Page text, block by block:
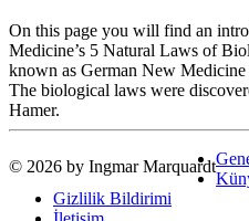
On this page you will find an
Medicine’s 5 Natural Laws of
known as German New
The biological laws were
Hamer.
© 2026 by Ingmar Marquardt
Gizlilik Bildirimi